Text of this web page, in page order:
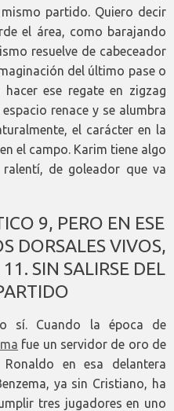
partido. Quiero decir
el área, como barajando
resuelve de cabeceador
del último pase o
ese regate en zigzag
renace y se alumbra
el carácter en la
el campo. Karim tiene algo
de goleador que va
9, PERO EN ESE
DORSALES VIVOS,
SIN SALIRSE DEL
sí. Cuando la época de
fue un servidor de oro de
en esa delantera
ya sin Cristiano, ha
tres jugadores en uno